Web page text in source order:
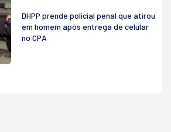
DHPP prende policial penal que atirou
em homem após entrega de celular
no CPA